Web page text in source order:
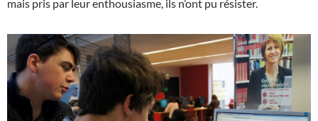
mais pris par leur enthousiasme, ils n’ont pu résister.